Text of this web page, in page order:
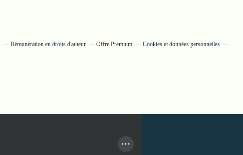
Rémunération en droits d'auteur Offre Premium
Cookies et données personnelles